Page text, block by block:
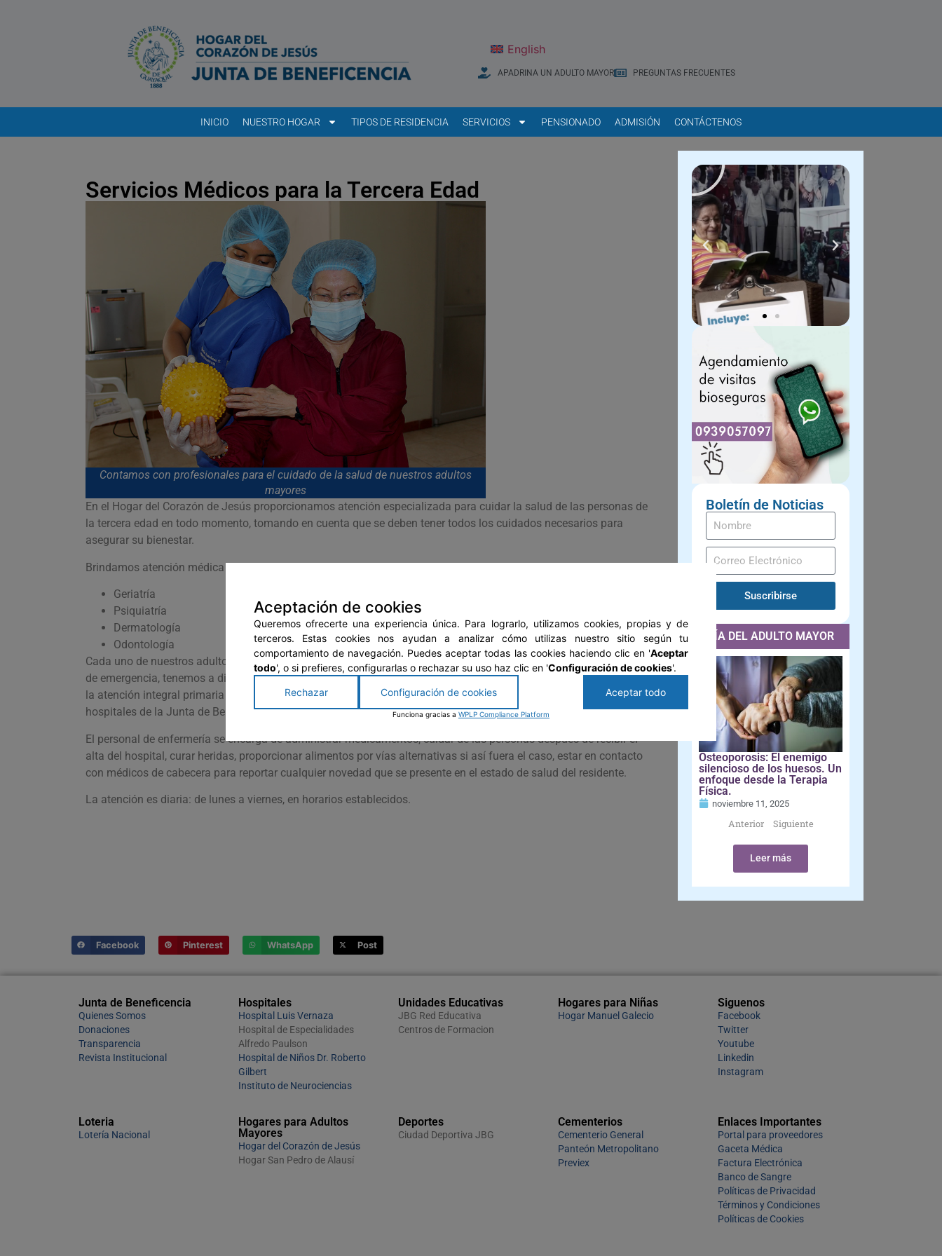
English
APADRINA UN ADULTO MAYOR PREGUNTAS FRECUENTES
INICIO NUESTRO HOGAR TIPOS DE RESIDENCIA SERVICIOS PENSIONADO ADMISIÓN CONTÁCTENOS
Servicios Médicos para la Tercera Edad
Contamos con profesionales para el cuidado de la salud de nuestros adultos
mayores
En el Hogar del Corazón de Jesús proporcionamos atención especializada para cuidar la salud de las personas de
la tercera edad en todo momento, tomando en cuenta que se deben tener todos los cuidados necesarios para
asegurar su bienestar.
Brindamos atención médica en las áreas de:
Geriatría
Psiquiatría
Dermatología
Odontología
Cada uno de nuestros adultos mayores recibe chequeos periódicos por parte de un profesional médico, y en casos
de emergencia, tenemos a disposición una Sala de Observación en donde nuestros señores residentes cuentan con
la atención integral primaria y una enfermera profesional así como también atención inmediata en la red de
hospitales de la Junta de Beneficencia.
El personal de enfermería se encarga de administrar medicamentos, cuidar de las personas después de recibir el
alta del hospital, curar heridas, proporcionar alimentos por vías alternativas si así fuera el caso, estar en contacto
con médicos de cabecera para reportar cualquier novedad que se presente en el estado de salud del residente.
La atención es diaria: de lunes a viernes, en horarios establecidos.
Boletín de Noticias
Suscribirse
GUÍA DEL ADULTO MAYOR
Osteoporosis: El enemigo
silencioso de los huesos. Un
enfoque desde la Terapia
Física.
noviembre 11, 2025
Anterior Siguiente
Leer más
Facebook Pinterest WhatsApp Post
Junta de Beneficencia
Quienes Somos
Donaciones
Transparencia
Revista Institucional
Hospitales
Hospital Luis Vernaza
Hospital de Especialidades
Alfredo Paulson
Hospital de Niños Dr. Roberto
Gilbert
Instituto de Neurociencias
Unidades Educativas
JBG Red Educativa
Centros de Formacion
Hogares para Niñas
Hogar Manuel Galecio
Siguenos
Facebook
Twitter
Youtube
Linkedin
Instagram
Loteria
Lotería Nacional
Hogares para Adultos
Mayores
Hogar del Corazón de Jesús
Hogar San Pedro de Alausí
Deportes
Ciudad Deportiva JBG
Cementerios
Cementerio General
Panteón Metropolitano
Previex
Enlaces Importantes
Portal para proveedores
Gaceta Médica
Factura Electrónica
Banco de Sangre
Políticas de Privacidad
Términos y Condiciones
Políticas de Cookies
Aceptación de cookies
Queremos ofrecerte una experiencia única. Para lograrlo, utilizamos cookies, propias y de
terceros. Estas cookies nos ayudan a analizar cómo utilizas nuestro sitio según tu
comportamiento de navegación. Puedes aceptar todas las cookies haciendo clic en 'Aceptar
todo', o si prefieres, configurarlas o rechazar su uso haz clic en 'Configuración de cookies'.
Rechazar Configuración de cookies Aceptar todo
Funciona gracias a WPLP Compliance Platform